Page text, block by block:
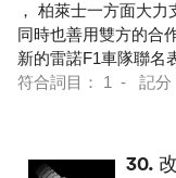
， 柏萊士一方面大
同時也善用雙方的合
新的雷諾F1車隊聯名
符合詞目： 1 - 記
30.